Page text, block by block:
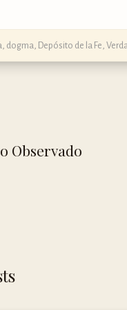
dogma, Depósito de la Fe
Observado